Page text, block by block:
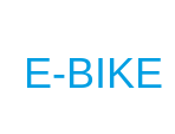
Farbe
E-